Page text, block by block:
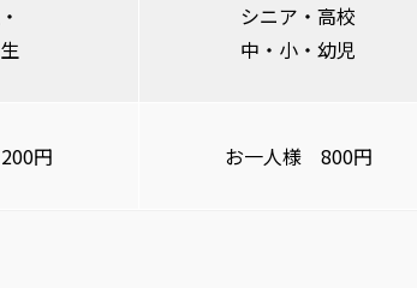
シニア・高校
中・小・幼児
円 お一人様 800円